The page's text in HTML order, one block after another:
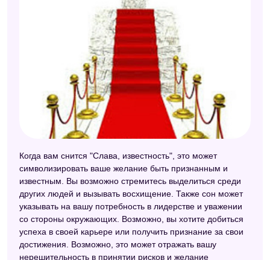
Когда вам снится "Слава, известность", это может
символизировать ваше желание быть признанным и
известным. Вы возможно стремитесь выделиться среди
других людей и вызывать восхищение. Также сон может
указывать на вашу потребность в лидерстве и уважении
со стороны окружающих. Возможно, вы хотите добиться
успеха в своей карьере или получить признание за свои
достижения. Возможно, это может отражать вашу
нерешительность в принятии рисков и желание